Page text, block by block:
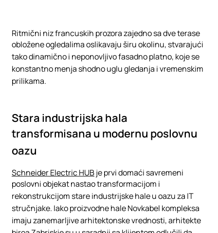
Ritmični niz francuskih prozora zajedno sa dve terase
obložene ogledalima oslikavaju širu okolinu, stvarajući
tako dinamično i neponovljivo fasadno platno, koje se
konstantno menja shodno uglu gledanja i vremenskim
prilikama.
Stara industrijska hala
transformisana u modernu poslovnu
oazu
Schneider Electric HUBje prvi domaći savremeni
poslovni objekat nastao transformacijom i
rekonstrukcijom stare industrijske hale u oazu za IT
stručnjake. Iako proizvodne hale Novkabel kompleksa
imaju zanemarljive arhitektonske vrednosti, arhitekte